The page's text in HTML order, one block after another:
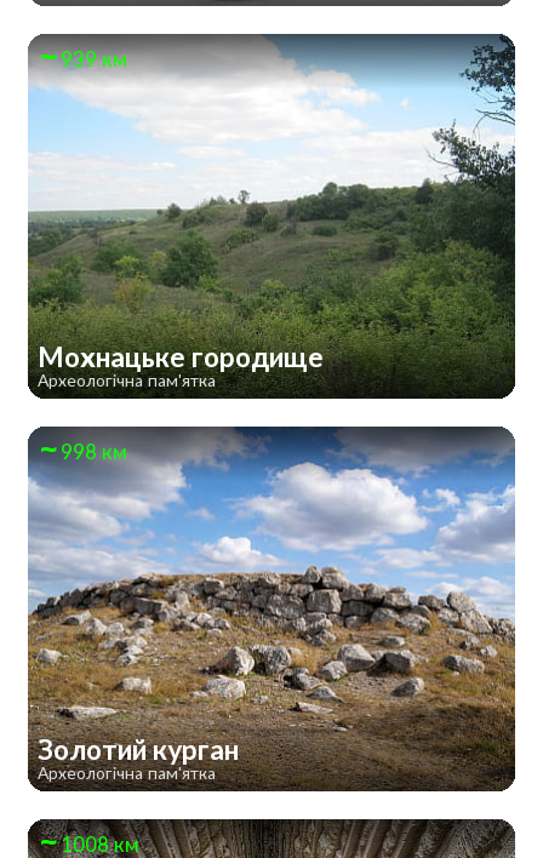
939 км
Мохнацьке городище
Археологічна пам'ятка
998 км
Золотий курган
Археологічна пам'ятка
1008 км